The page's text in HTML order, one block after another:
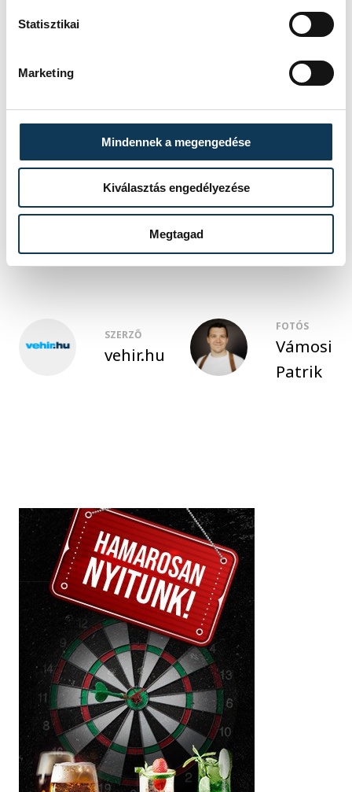
Statisztikai
Marketing
Mindennek a megengedése
Kiválasztás engedélyezése
Megtagad
közélet
polgárőr
Takács László
Nelson Bike
elektromos kerékpár
SZERZŐ
vehir.hu
FOTÓS
Vámosi
Patrik